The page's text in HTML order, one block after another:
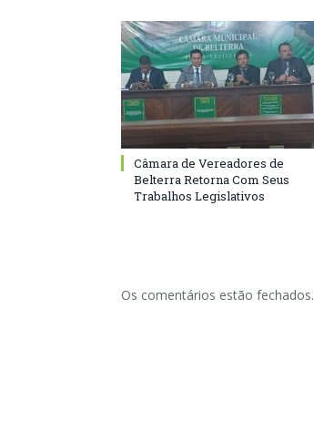
Câmara de Vereadores de
Belterra Retorna Com Seus
Trabalhos Legislativos
Os comentários estão fechados.